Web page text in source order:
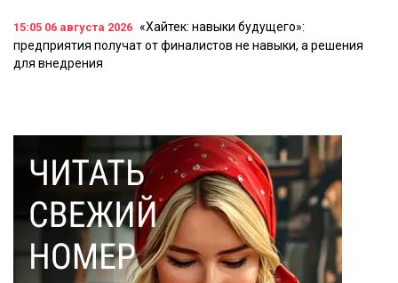
15:05 06 августа 2026 «Хайтек: навыки будущего»:
предприятия получат от финалистов не навыки, а решения
для внедрения